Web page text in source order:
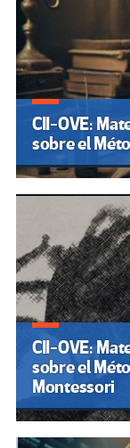
CII-OVE:
sobre el
CII-OVE:
sobre el
Montessori